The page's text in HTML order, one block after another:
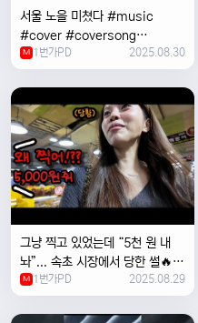
서울 노을 미쳤다 #music
#cover #coversong
#singer #서울 #노을 #한국 #
한강
M 1번가PD 2025.08.30
그냥 찍고 있었는데 “5천 원 내
놔”... 속초 시장에서 당한 썰🔥
M 1번가PD 2025.08.29